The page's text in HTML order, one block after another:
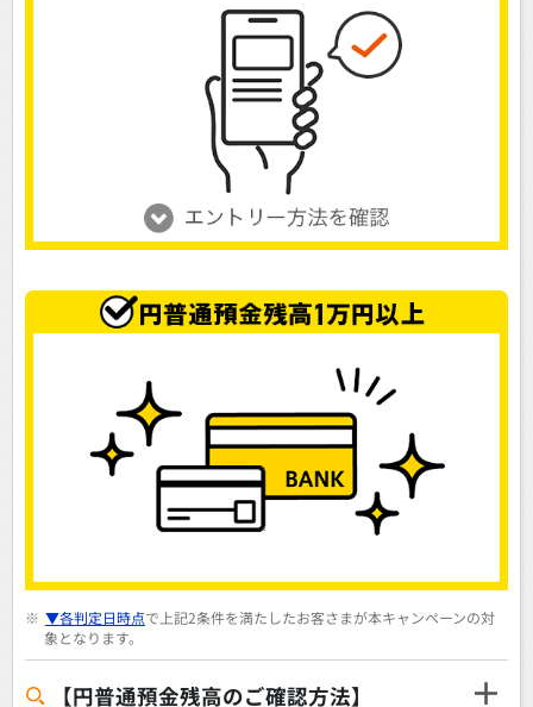
※ ▼各判定日時点で上記2条件を満たしたお客さまが本キャンペーンの対
象となります。
【円普通預金残高のご確認方法】